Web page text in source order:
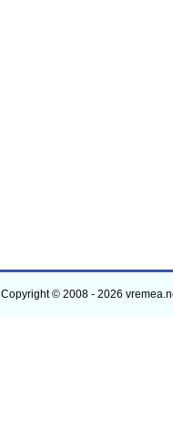
Copyright © 2008 - 2026